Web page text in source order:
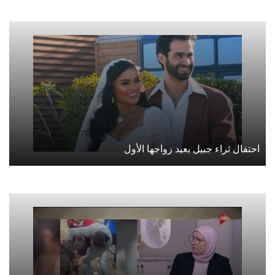
احتفال ثراء جبيل بعيد زواجها الأول